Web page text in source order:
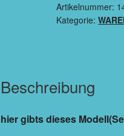
Artikelnummer:
Kategorie:
Beschreibung
hier gibts dieses